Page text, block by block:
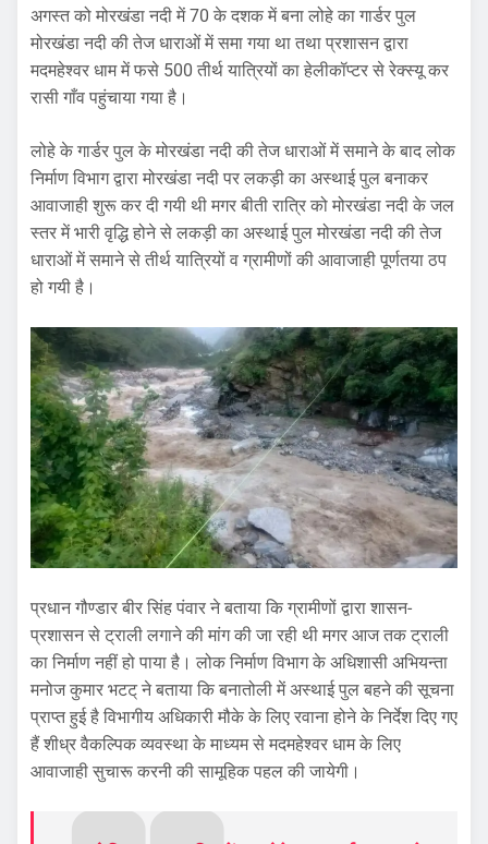
अगस्त को मोरखंडा नदी में 70 के दशक में बना लोहे का गार्डर पुल
मोरखंडा नदी की तेज धाराओं में समा गया था तथा प्रशासन द्वारा
मदमहेश्वर धाम में फसे 500 तीर्थ यात्रियों का हेलीकॉप्टर से रेक्स्यू कर
रासी गाँव पहुंचाया गया है।
लोहे के गार्डर पुल के मोरखंडा नदी की तेज धाराओं में समाने के बाद लोक
निर्माण विभाग द्वारा मोरखंडा नदी पर लकड़ी का अस्थाई पुल बनाकर
आवाजाही शुरू कर दी गयी थी मगर बीती रात्रि को मोरखंडा नदी के जल
स्तर में भारी वृद्धि होने से लकड़ी का अस्थाई पुल मोरखंडा नदी की तेज
धाराओं में समाने से तीर्थ यात्रियों व ग्रामीणों की आवाजाही पूर्णतया ठप
हो गयी है।
प्रधान गौण्डार बीर सिंह पंवार ने बताया कि ग्रामीणों द्वारा शासन-
प्रशासन से ट्राली लगाने की मांग की जा रही थी मगर आज तक ट्राली
का निर्माण नहीं हो पाया है। लोक निर्माण विभाग के अधिशासी अभियन्ता
मनोज कुमार भटट् ने बताया कि बनातोली में अस्थाई पुल बहने की सूचना
प्राप्त हुई है विभागीय अधिकारी मौके के लिए रवाना होने के निर्देश दिए गए
हैं शीध्र वैकल्पिक व्यवस्था के माध्यम से मदमहेश्वर धाम के लिए
आवाजाही सुचारू करनी की सामूहिक पहल की जायेगी।